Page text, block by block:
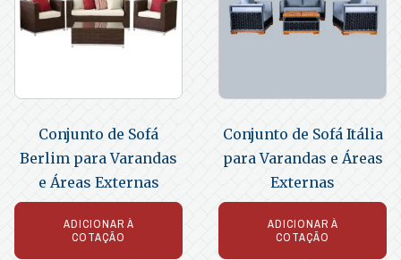
Conjunto de Sofá
Berlim para Varandas
e Áreas Externas
ADICIONAR À
COTAÇÃO
Conjunto de Sofá Itália
para Varandas e Áreas
Externas
ADICIONAR À
COTAÇÃO